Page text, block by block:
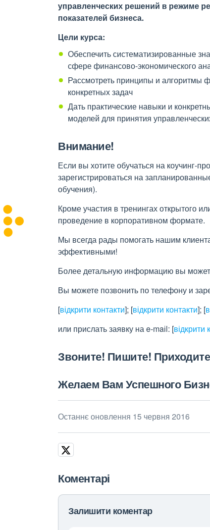
управленческих решений в режиме
показателей бизнеса.
Цели курса:
Обеспечить систематизированные
сфере финансово-экономического
Рассмотреть принципы и алгоритмы
конкретных задач
Дать практические навыки и
моделей для принятия
Внимание!
Если вы хотите обучаться на коучинг-
зарегистрироваться на
обучения).
Кроме участия в тренингах открытого
проведение в корпоративном формате.
Мы всегда рады помогать нашим
эффективными!
Более детальную информацию вы
Вы можете позвонить по телефону и
[відкрити контакти]; [відкрити контакти]; [
или прислать заявку на e-maіl: [відкрити
Звоните! Пишите!
Желаем Вам Успешного
Останнє оновлення 15 червня 2016
Коментарі
Залишити коментар